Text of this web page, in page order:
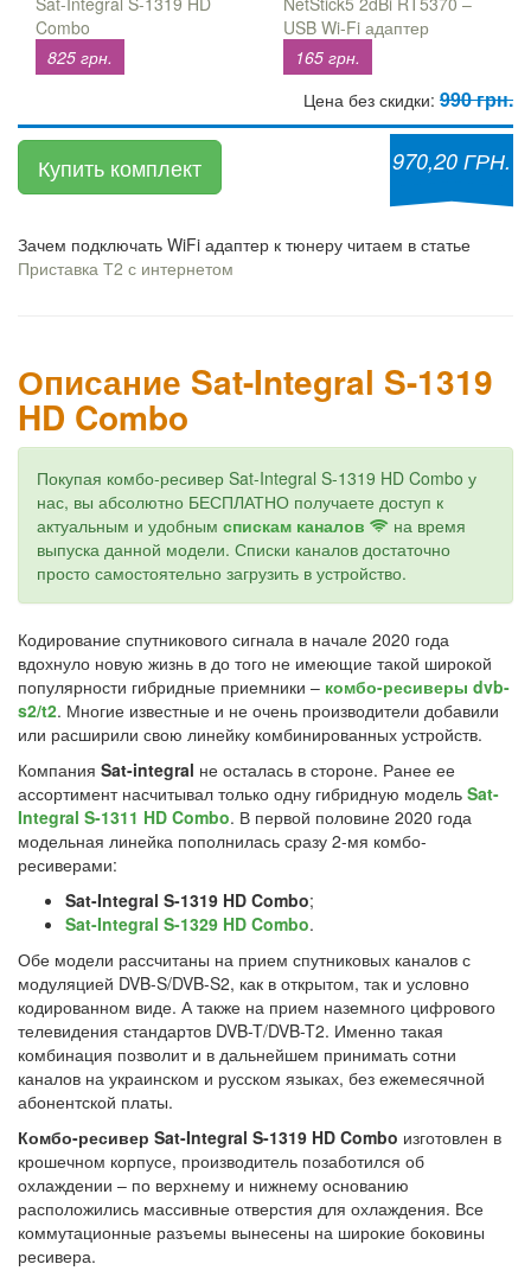
Combo
825 грн.
USB Wi-Fi адаптер
165 грн.
Цена без скидки: 990 грн.
Купить комплект 970,20 ГРН.
Зачем подключать WiFi адаптер к тюнеру читаем в статье
Приставка Т2 с интернетом
Описание Sat-Integral S-1319
HD Combo
Покупая комбо-ресивер Sat-Integral S-1319 HD Combo у
нас, вы абсолютно БЕСПЛАТНО получаете доступ к
актуальным и удобным спискам каналов
на время
выпуска данной модели. Списки каналов достаточно
просто самостоятельно загрузить в устройство.
Кодирование спутникового сигнала в начале 2020 года
вдохнуло новую жизнь в до того не имеющие такой широкой
популярности гибридные приемники – комбо-ресиверы dvb-
s2/t2. Многие известные и не очень производители добавили
или расширили свою линейку комбинированных устройств.
Компания Sat-integral не осталась в стороне. Ранее ее
ассортимент насчитывал только одну гибридную модель Sat-
Integral S-1311 HD Combo. В первой половине 2020 года
модельная линейка пополнилась сразу 2-мя комбо-
ресиверами:
Sat-Integral S-1319 HD Combo;
Sat-Integral S-1329 HD Combo.
Обе модели рассчитаны на прием спутниковых каналов с
модуляцией DVB-S/DVB-S2, как в открытом, так и условно
кодированном виде. А также на прием наземного цифрового
телевидения стандартов DVB-T/DVB-T2. Именно такая
комбинация позволит и в дальнейшем принимать сотни
каналов на украинском и русском языках, без ежемесячной
абонентской платы.
Комбо-ресивер Sat-Integral S-1319 HD Combo изготовлен в
крошечном корпусе, производитель позаботился об
охлаждении – по верхнему и нижнему основанию
расположились массивные отверстия для охлаждения. Все
коммутационные разъемы вынесены на широкие боковины
ресивера.